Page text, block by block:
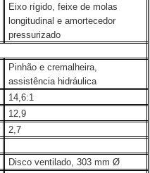
Eixo rígido, feixe de molas
longitudinal e amortecedor
pressurizado
Pinhão e cremalheira,
assistência hidráulica
14,6:1
12,9
2,7
Disco ventilado, 303 mm Ø